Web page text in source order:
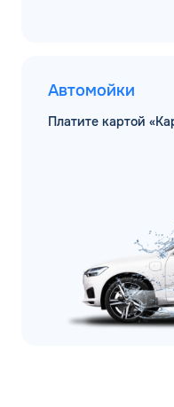
Автомойки
Платите картой